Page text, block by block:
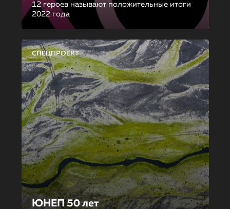
12 героев называют положительные итоги
2022 года
СПЕЦПРОЕКТ
ЮНЕП 50 лет